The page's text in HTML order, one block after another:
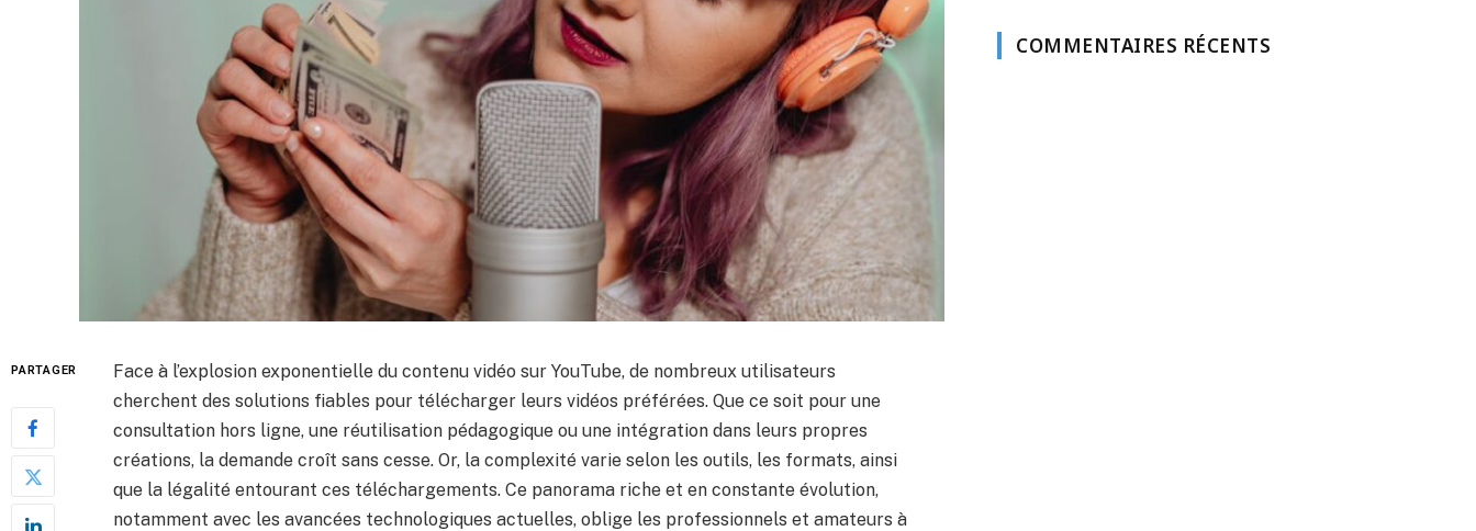
PARTAGER
Face à l’explosion exponentielle du contenu vidéo sur YouTube, de nombreux utilisateurs
cherchent des solutions fiables pour télécharger leurs vidéos préférées. Que ce soit pour une
consultation hors ligne, une réutilisation pédagogique ou une intégration dans leurs propres
créations, la demande croît sans cesse. Or, la complexité varie selon les outils, les formats, ainsi
que la légalité entourant ces téléchargements. Ce panorama riche et en constante évolution,
notamment avec les avancées technologiques actuelles, oblige les professionnels et amateurs à
COMMENTAIRES RÉCENTS